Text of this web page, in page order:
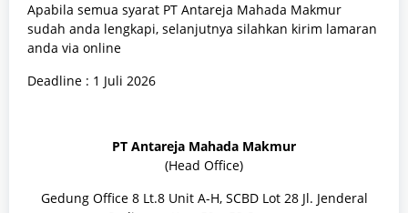
Apabila semua syarat PT Antareja Mahada Makmur
sudah anda lengkapi, selanjutnya silahkan kirim lamaran
anda via online
Deadline : 1 Juli 2026
PT Antareja Mahada Makmur
(Head Office)
Gedung Office 8 Lt.8 Unit A-H, SCBD Lot 28 Jl. Jenderal